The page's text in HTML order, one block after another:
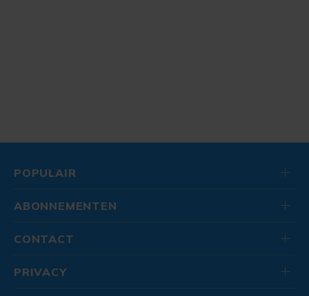
POPULAIR
ABONNEMENTEN
CONTACT
PRIVACY